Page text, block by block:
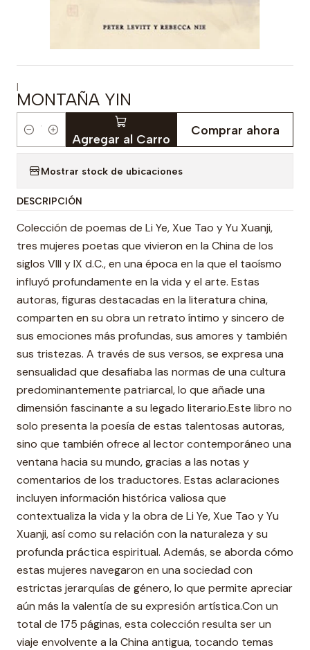
|
MONTAÑA YIN
Cantidad Agregar al Carro
Comprar ahora
Mostrar stock de ubicaciones
DESCRIPCIÓN
Colección de poemas de Li Ye, Xue Tao y Yu Xuanji,
tres mujeres poetas que vivieron en la China de los
siglos VIII y IX d.C., en una época en la que el taoísmo
influyó profundamente en la vida y el arte. Estas
autoras, figuras destacadas en la literatura china,
comparten en su obra un retrato íntimo y sincero de
sus emociones más profundas, sus amores y también
sus tristezas. A través de sus versos, se expresa una
sensualidad que desafiaba las normas de una cultura
predominantemente patriarcal, lo que añade una
dimensión fascinante a su legado literario.Este libro no
solo presenta la poesía de estas talentosas autoras,
sino que también ofrece al lector contemporáneo una
ventana hacia su mundo, gracias a las notas y
comentarios de los traductores. Estas aclaraciones
incluyen información histórica valiosa que
contextualiza la vida y la obra de Li Ye, Xue Tao y Yu
Xuanji, así como su relación con la naturaleza y su
profunda práctica espiritual. Además, se aborda cómo
estas mujeres navegaron en una sociedad con
estrictas jerarquías de género, lo que permite apreciar
aún más la valentía de su expresión artística.Con un
total de 175 páginas, esta colección resulta ser un
viaje envolvente a la China antigua, tocando temas